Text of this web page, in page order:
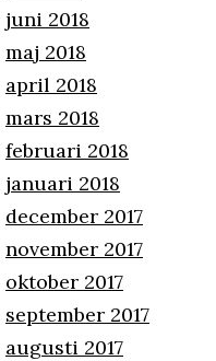
juni 2018
maj 2018
april 2018
mars 2018
februari 2018
januari 2018
december 2017
november 2017
oktober 2017
september 2017
augusti 2017